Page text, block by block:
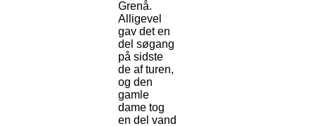
Grenå.
Alligevel
gav det en
del søgang
på sidste
de af turen,
og den
gamle
dame tog
en del vand